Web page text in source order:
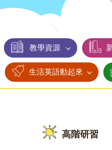
教學資源
生活英語動起來
高階研習